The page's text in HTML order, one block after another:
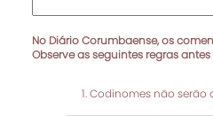
No Diário Corumbaense, os
Observe as seguintes regras
Codinomes não serão